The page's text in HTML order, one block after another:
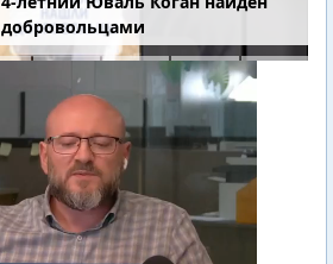
добровольцами